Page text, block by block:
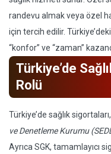
randevu almak veya özel
için tercih edilir.
“konfor” ve “zaman”
Türkiye’de
Rolü
Türkiye’de sağlık sigortaları,
ve Denetleme Kurumu
Ayrıca SGK, tamamlayıcı